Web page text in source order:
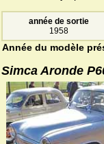
année de sortie
1958
Année du modèle
Simca Aronde